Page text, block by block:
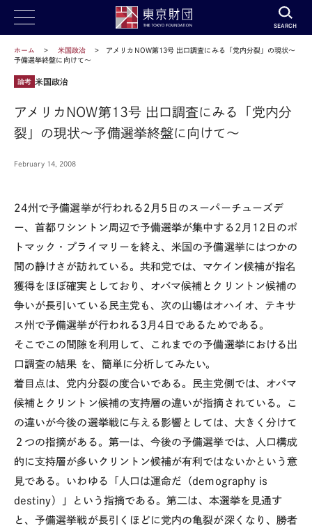
SEARCH
ホーム 米国政治
アメリカNOW第13号 出口調査にみる「党内分裂」の現状～
予備選挙終盤に向けて～
論考 米国政治
アメリカNOW第13号 出口調査にみる「党内分
裂」の現状～予備選挙終盤に向けて～
February 14, 2008
24州で予備選挙が行われる2月5日のスーパーチューズデ
ー、首都ワシントン周辺で予備選挙が集中する2月12日のポ
トマック・プライマリーを終え、米国の予備選挙にはつかの
間の静けさが訪れている。共和党では、マケイン候補が指名
獲得をほぼ確実としており、オバマ候補とクリントン候補の
争いが長引いている民主党も、次の山場はオハイオ、テキサ
ス州で予備選挙が行われる3月4日であるためである。
そこでこの間隙を利用して、これまでの予備選挙における出
口調査の結果 を、簡単に分析してみたい。
着目点は、党内分裂の度合いである。民主党側では、オバマ
候補とクリントン候補の支持層の違いが指摘されている。こ
の違いが今後の選挙戦に与える影響としては、大きく分けて
２つの指摘がある。第一は、今後の予備選挙では、人口構成
的に支持層が多いクリントン候補が有利ではないかという意
見である。いわゆる「人口は運命だ（demography is
destiny）」という指摘である。第二は、本選挙を見通す
と、予備選挙戦が長引くほどに党内の亀裂が深くなり、勝者